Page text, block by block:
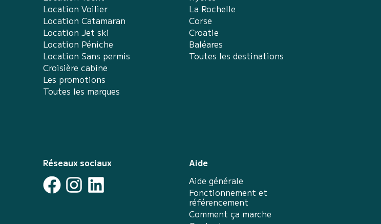
Location Voilier
Location Catamaran
Location Jet ski
Location Péniche
Location Sans permis
Croisière cabine
Les promotions
Toutes les marques
La Rochelle
Corse
Croatie
Baléares
Toutes les destinations
Aide
Aide générale
Fonctionnement et
référencement
Comment ça marche
Réseaux sociaux